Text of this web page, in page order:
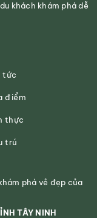
khách khám phá dễ
tức
điểm
thực
trú
phá vẻ đẹp của
TÂY NINH